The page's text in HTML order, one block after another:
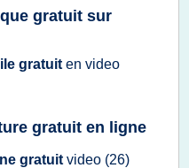
gratuit sur
gratuit en video
gratuit en ligne
gratuit video (26)